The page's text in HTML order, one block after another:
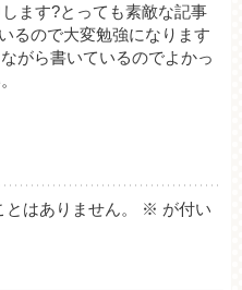
ます?とっても素敵な記事
るので大変勉強になります
がら書いているのでよかっ
はありません。 ※ が付い